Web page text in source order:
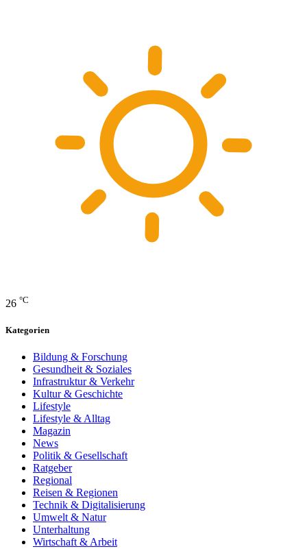
26 °C
Kategorien
Bildung & Forschung
Gesundheit & Soziales
Infrastruktur & Verkehr
Kultur & Geschichte
Lifestyle
Lifestyle & Alltag
Magazin
News
Politik & Gesellschaft
Ratgeber
Regional
Reisen & Regionen
Technik & Digitalisierung
Umwelt & Natur
Unterhaltung
Wirtschaft & Arbeit